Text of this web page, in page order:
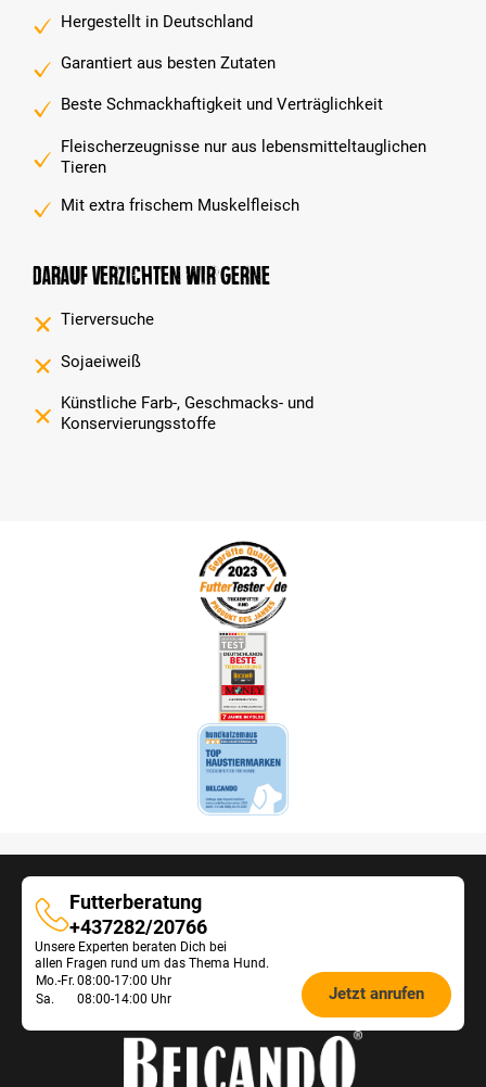
Hergestellt in Deutschland
Garantiert aus besten Zutaten
Beste Schmackhaftigkeit und Verträglichkeit
Fleischerzeugnisse nur aus lebensmitteltauglichen
Tieren
Mit extra frischem Muskelfleisch
Darauf verzichten wir gerne
Tierversuche
Sojaeiweiß
Künstliche Farb-, Geschmacks- und
Konservierungsstoffe
Futterberatung
Futterberatung
+437282/20766
Unsere Experten beraten Dich bei
allen Fragen rund um das Thema Hund.
Öffnungszeiten
Mo.-Fr. 08:00-17:00 Uhr
Sa.
08:00-14:00 Uhr Jetzt anrufen